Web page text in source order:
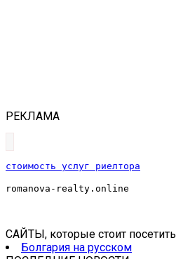
РЕКЛАМА
стоимость услуг риелтора
romanova-realty.online
САЙТЫ, которые стоит посетить
Болгария на русском